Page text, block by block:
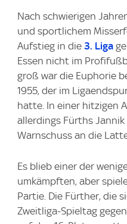
Nach schwierigen
und sportlichem
Aufstieg in die 3. Liga
Essen nicht im
groß war die Euphorie
1955, der im
hatte. In einer hitzigen
allerdings Fürths Jannik
Warnschuss an die
Es blieb einer der
umkämpften, aber
Partie. Die Fürther, die
Zweitliga-Spieltag